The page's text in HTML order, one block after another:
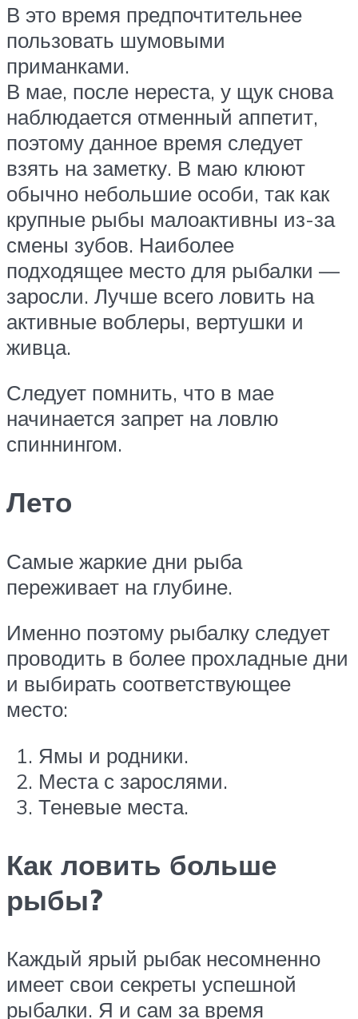
В это время предпочтительнее
пользовать шумовыми
приманками.
В мае, после нереста, у щук снова
наблюдается отменный аппетит,
поэтому данное время следует
взять на заметку. В маю клюют
обычно небольшие особи, так как
крупные рыбы малоактивны из-за
смены зубов. Наиболее
подходящее место для рыбалки —
заросли. Лучше всего ловить на
активные воблеры, вертушки и
живца.
Следует помнить, что в мае
начинается запрет на ловлю
спиннингом.
Лето
Самые жаркие дни рыба
переживает на глубине.
Именно поэтому рыбалку следует
проводить в более прохладные дни
и выбирать соответствующее
место:
Ямы и родники.
Места с зарослями.
Теневые места.
Как ловить больше
рыбы?
Каждый ярый рыбак несомненно
имеет свои секреты успешной
рыбалки. Я и сам за время